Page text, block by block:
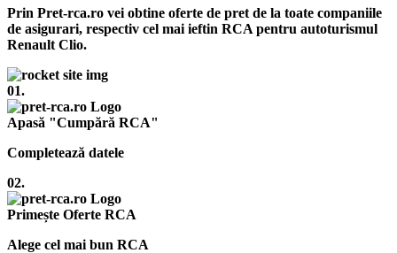
Prin Pret-rca.ro vei obtine oferte de pret de la toate companiile
de asigurari, respectiv cel mai ieftin RCA pentru autoturismul
Renault Clio.
01.
Apasă "Cumpără RCA"
Completează datele
02.
Primește Oferte RCA
Alege cel mai bun RCA